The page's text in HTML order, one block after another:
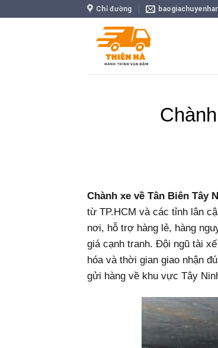
Chỉ đường
Chành xe về Tân Biên Tây
từ TP.HCM và các tỉnh lân
nơi, hỗ trợ hàng lẻ, hàng
giá cạnh tranh. Đội ngũ tài
hóa và thời gian giao nhận
gửi hàng về khu vực Tây